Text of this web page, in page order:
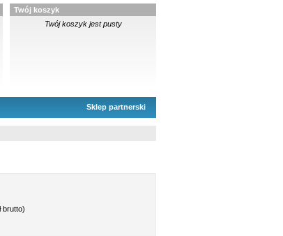
Twój koszyk
Twój koszyk jest pusty
Sklep partnerski
brutto)